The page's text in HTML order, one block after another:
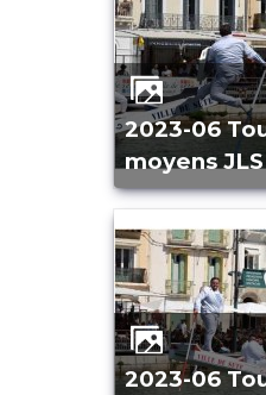
2023-06 Tournoi lourds
moyens JLS
2023-06 Tournoi lourds